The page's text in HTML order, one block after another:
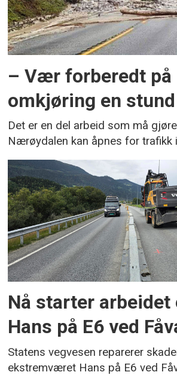
– Vær forberedt på
omkjøring en
Det er en del arbeid som må
Nærøydalen kan åpnes for trafikk
Nå starter arbeidet
Hans på E6 ved
Statens vegvesen reparerer
ekstremværet Hans på E6 ved